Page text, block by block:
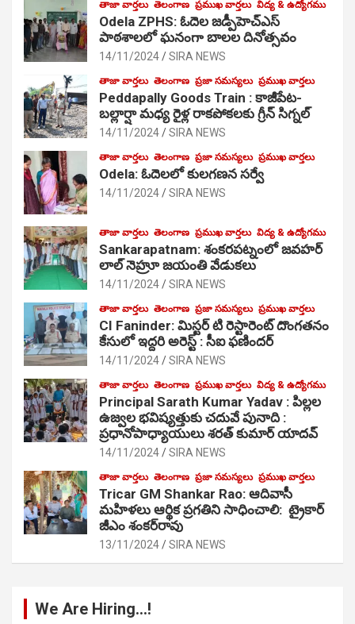
తాజా వార్తలు తెలంగాణ ప్రముఖ వార్తలు విద్య & ఉద్యోగము
Odela ZPHS: ఓదెల జ‌డ్పీహెచ్ఎస్
పాఠ‌శాల‌లో ఘనంగా బాలల దినోత్సవం
14/11/2024 SIRA NEWS
తాజా వార్తలు తెలంగాణ ప్రజా సమస్యలు ప్రముఖ వార్తలు
Peddapally Goods Train : కాజీపేట-
బల్లార్షా మధ్య రైళ్ల రాకపోకలకు గ్రీన్ సిగ్నల్
14/11/2024 SIRA NEWS
తాజా వార్తలు తెలంగాణ ప్రజా సమస్యలు ప్రముఖ వార్తలు
Odela: ఓదెలలో కులగణన సర్వే
14/11/2024 SIRA NEWS
తాజా వార్తలు తెలంగాణ ప్రముఖ వార్తలు విద్య & ఉద్యోగము
Sankarapatnam: శంకరపట్నంలో జవహర్
లాల్ నెహ్రూ జయంతి వేడుకలు
14/11/2024 SIRA NEWS
తాజా వార్తలు తెలంగాణ ప్రజా సమస్యలు ప్రముఖ వార్తలు
CI Faninder: మిస్టర్ టి రెస్టారెంట్ దొంగతనం
కేసులో ఇద్దరి అరెస్ట్ : సీఐ ఫణిందర్
14/11/2024 SIRA NEWS
తాజా వార్తలు తెలంగాణ ప్రముఖ వార్తలు విద్య & ఉద్యోగము
Principal Sarath Kumar Yadav : పిల్లల
ఉజ్వల భవిష్యత్తుకు చదువే పునాది :
ప్రధానోపాధ్యాయులు శరత్ కుమార్ యాదవ్
14/11/2024 SIRA NEWS
తాజా వార్తలు తెలంగాణ ప్రజా సమస్యలు ప్రముఖ వార్తలు
Tricar GM Shankar Rao: ఆదివాసీ
మహిళలు ఆర్థిక ప్రగతిని సాధించాలి: ట్రైకార్
జీఎం శంకర్‌రావు
13/11/2024 SIRA NEWS
We Are Hiring…!